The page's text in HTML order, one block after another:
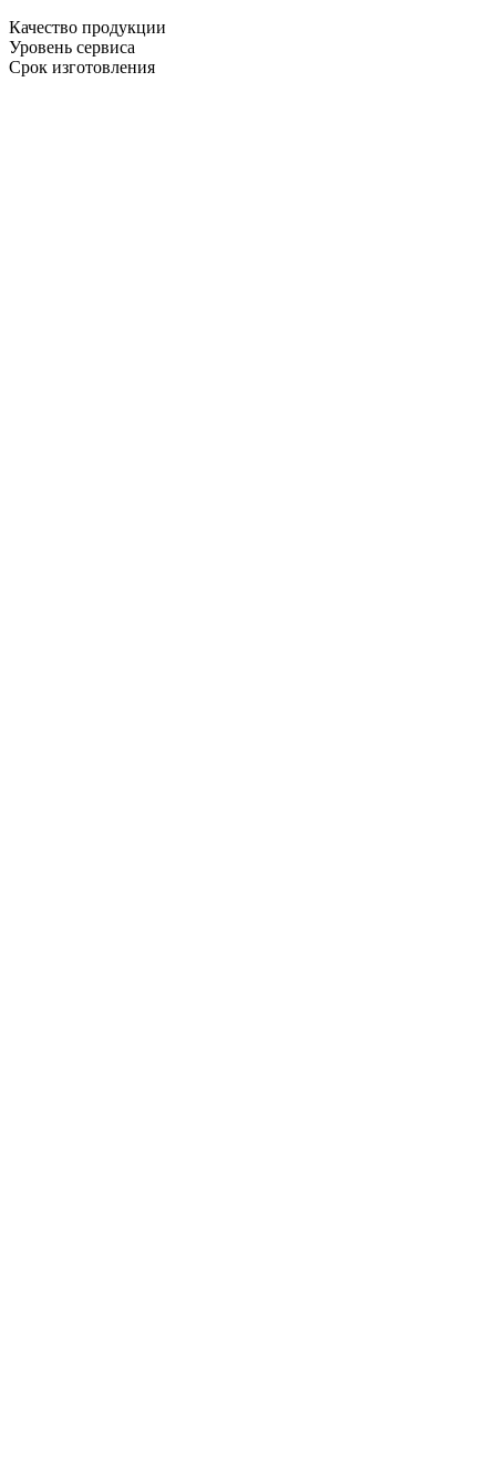
Качество продукции
Уровень сервиса
Срок изготовления